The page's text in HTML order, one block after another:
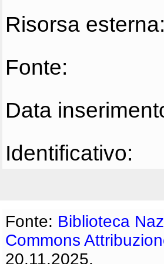
Risorsa esterna:
Fonte:
Data
Identificativo:
Fonte: Biblioteca
Commons
20.11.2025.